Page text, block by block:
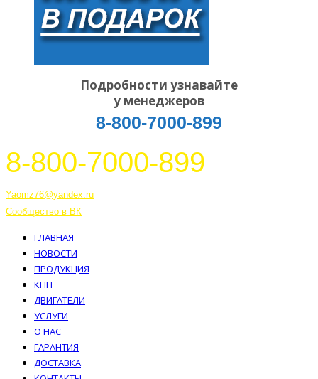
Подробности узнавайте
у менеджеров
8-800-7000-899
8-800-7000-899
Yaomz76@yandex.ru
Сообщество в ВК
ГЛАВНАЯ
НОВОСТИ
ПРОДУКЦИЯ
КПП
ДВИГАТЕЛИ
УСЛУГИ
О НАС
ГАРАНТИЯ
ДОСТАВКА